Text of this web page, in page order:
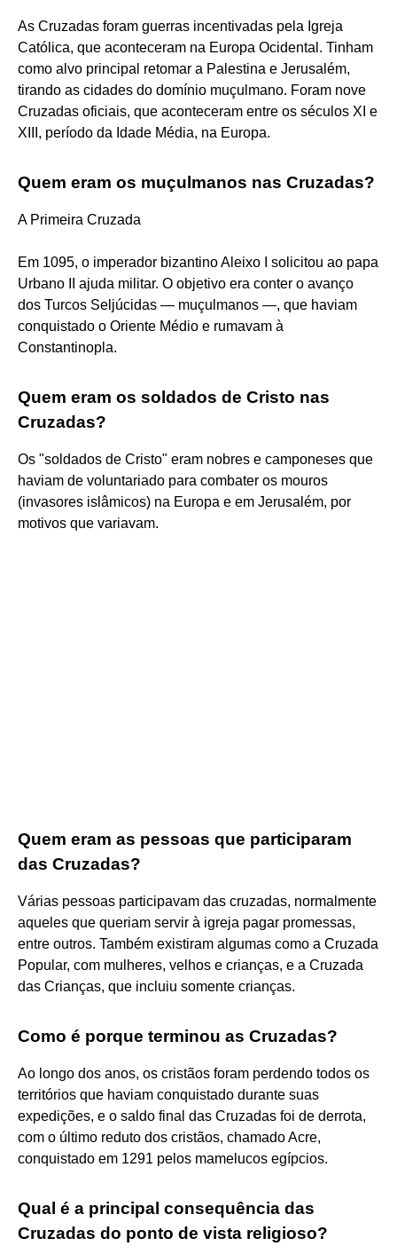
As Cruzadas foram guerras incentivadas pela Igreja
Católica, que aconteceram na Europa Ocidental. Tinham
como alvo principal retomar a Palestina e Jerusalém,
tirando as cidades do domínio muçulmano. Foram nove
Cruzadas oficiais, que aconteceram entre os séculos XI e
XIII, período da Idade Média, na Europa.
Quem eram os muçulmanos nas Cruzadas?
A Primeira Cruzada
Em 1095, o imperador bizantino Aleixo I solicitou ao papa
Urbano II ajuda militar. O objetivo era conter o avanço
dos Turcos Seljúcidas — muçulmanos —, que haviam
conquistado o Oriente Médio e rumavam à
Constantinopla.
Quem eram os soldados de Cristo nas
Cruzadas?
Os "soldados de Cristo" eram nobres e camponeses que
haviam de voluntariado para combater os mouros
(invasores islâmicos) na Europa e em Jerusalém, por
motivos que variavam.
Quem eram as pessoas que participaram
das Cruzadas?
Várias pessoas participavam das cruzadas, normalmente
aqueles que queriam servir à igreja pagar promessas,
entre outros. Também existiram algumas como a Cruzada
Popular, com mulheres, velhos e crianças, e a Cruzada
das Crianças, que incluiu somente crianças.
Como é porque terminou as Cruzadas?
Ao longo dos anos, os cristãos foram perdendo todos os
territórios que haviam conquistado durante suas
expedições, e o saldo final das Cruzadas foi de derrota,
com o último reduto dos cristãos, chamado Acre,
conquistado em 1291 pelos mamelucos egípcios.
Qual é a principal consequência das
Cruzadas do ponto de vista religioso?